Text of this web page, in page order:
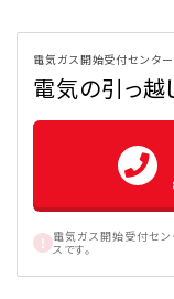
電気ガス開始受付センター
電気の引っ越
電気ガス開始受付セ
スです。